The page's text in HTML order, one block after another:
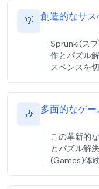
💡 創造的なサス
Sprunki(ス
作とパズル
スペンスを
🎶 多面的なゲ
この革新的
とパズル解
(Games)体